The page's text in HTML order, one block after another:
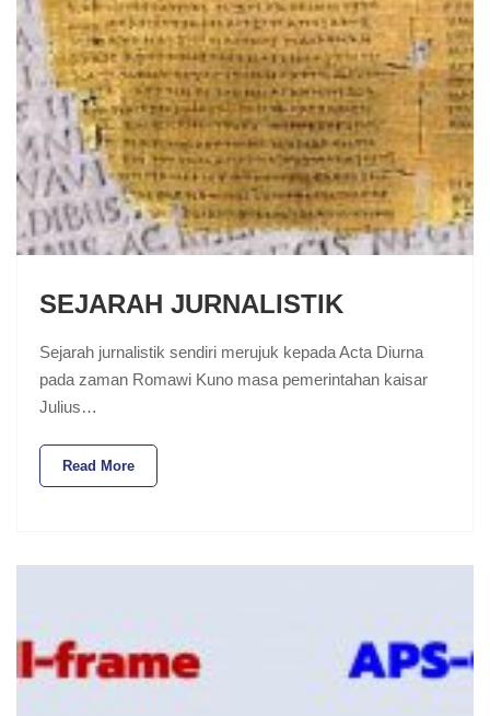
SEJARAH JURNALISTIK
Sejarah jurnalistik sendiri merujuk kepada Acta Diurna
pada zaman Romawi Kuno masa pemerintahan kaisar
Julius…
Read More